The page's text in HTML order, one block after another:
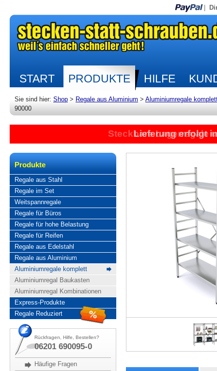
START PRODUKTE HILFE
Sie sind hier: Shop > Regale aus Aluminium > Aluminiumregale
90000
Steckbare Lagerregale
Lieferung erfolgt
Produkte
Regale aus Stahl
Regale im Set
Weitspannregale
Regale für Büros
Regale für hohe Belastung
Regale für Reifen
Regale aus Edelstahl
Regale aus Aluminium
Aluminiumregale komplett
Aluminiumregal Baukasten
Aluminiumregal Kombinationen
Express-Produkte
Regale Reduziert
Rückfragen, Hilfe, Bestellen?
06201 690095-0
Häufige Fragen